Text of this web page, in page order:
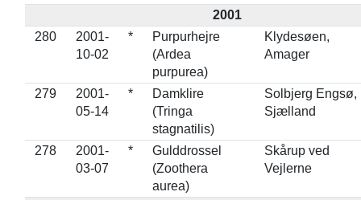
2001
280
2001-
10-02
*
Purpurhejre
(Ardea
purpurea)
Klydesøen,
Amager
279
2001-
05-14
*
Damklire
(Tringa
stagnatilis)
Solbjerg Engsø,
Sjælland
278
2001-
03-07
*
Gulddrossel
(Zoothera
aurea)
Skårup ved
Vejlerne